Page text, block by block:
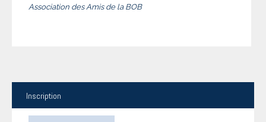
Association des Amis de la BOB
Inscription